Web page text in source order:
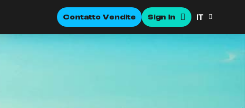
Contatto Vendite Sign In IT